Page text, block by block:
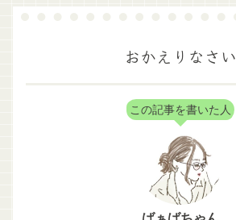
おかえりなさい
この記事を書いた人